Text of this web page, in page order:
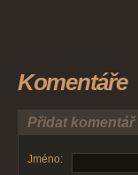
Komentáře
Přidat komentář
Jméno: